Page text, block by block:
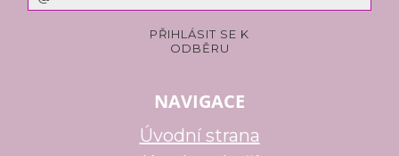
NAVIGACE
Úvodní strana